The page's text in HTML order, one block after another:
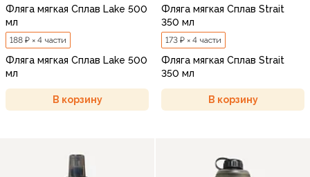
Фляга мягкая Сплав Lake 500
мл
188 ₽ × 4 части
Фляга мягкая Сплав Lake 500
мл
В корзину
Фляга мягкая Сплав Strait
350 мл
173 ₽ × 4 части
Фляга мягкая Сплав Strait
350 мл
В корзину